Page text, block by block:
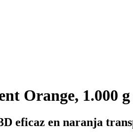
Orange, 1.000 g
eficaz en naranja